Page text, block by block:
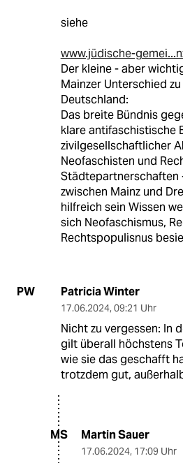
siehe
www.jüdische-
Der kleine - aber
Mainzer Unterschied
Deutschland:
Das breite Bündnis
klare antifaschistische
zivilgesellschaftlicher
Neofaschisten und
Städtepartnerschaften
zwischen Mainz und
hilfreich sein Wissen
sich Neofaschismus,
Rechtspopulisnus
PW Patricia Winter
17.06.2024, 09:21 Uhr
Nicht zu vergessen: In
gilt überall höchstens
wie sie das geschafft
trotzdem gut,
MS Martin Sauer
17.06.2024, 17:09 Uhr